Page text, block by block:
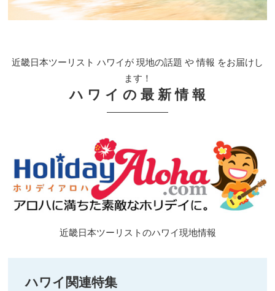
近畿日本ツーリスト ハワイが 現地の話題 や 情報 をお届けし
ます！
ハ ワ イ の 最 新 情 報
近畿日本ツーリストのハワイ現地情報
ハワイ関連特集